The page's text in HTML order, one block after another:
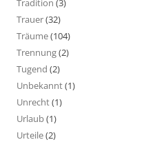
Tradition (3)
Trauer(32)
Träume(104)
Trennung(2)
Tugend (2)
Unbekannt(1)
Unrecht(1)
Urlaub(1)
Urteile(2)